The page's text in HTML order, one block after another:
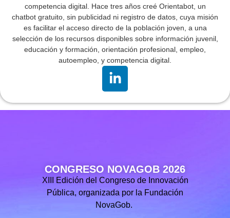
competencia digital. Hace tres años creé Orientabot, un
chatbot gratuito, sin publicidad ni registro de datos, cuya misión
es facilitar el acceso directo de la población joven, a una
selección de los recursos disponibles sobre información juvenil,
educación y formación, orientación profesional, empleo,
autoempleo, y competencia digital.
CONGRESO NOVAGOB 2026
XIII Edición del Congreso de Innovación
Pública, organizada por la Fundación
NovaGob.